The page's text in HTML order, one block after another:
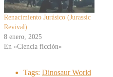
Renacimiento Jurásico (Jurassic
Revival)
8 enero, 2025
En «Ciencia ficción»
Tags: Dinosaur World